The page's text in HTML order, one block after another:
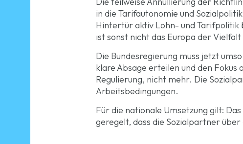
in die Tarifautonomie und
Hintertür aktiv Lohn- und
ist sonst nicht das Europa der
Die Bundesregierung muss jetzt
klare Absage erteilen und den
Regulierung, nicht mehr. Die
Arbeitsbedingungen.
Für die nationale Umsetzung gilt:
geregelt, dass die Sozialpartner